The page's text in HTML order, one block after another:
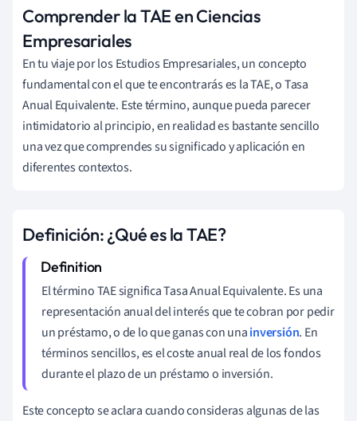
Comprender la TAE en Ciencias
Empresariales
En tu viaje por los Estudios Empresariales, un concepto
fundamental con el que te encontrarás es la TAE, o Tasa
Anual Equivalente. Este término, aunque pueda parecer
intimidatorio al principio, en realidad es bastante sencillo
una vez que comprendes su significado y aplicación en
diferentes contextos.
Definición: ¿Qué es la TAE?
El término TAE significa Tasa Anual Equivalente. Es una
representación anual del interés que te cobran por pedir
un préstamo, o de lo que ganas con unainversión. En
términos sencillos, es el coste anual real de los fondos
durante el plazo de un préstamo o inversión.
Este concepto se aclara cuando consideras algunas de las